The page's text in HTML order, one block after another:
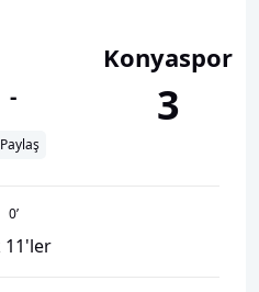
-
Paylaş
Konyaspor
3
0’
11'ler